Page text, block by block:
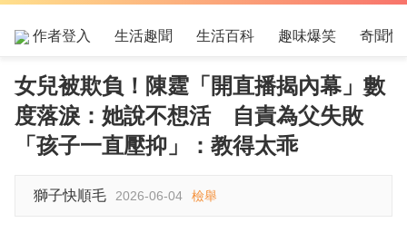
作者登入 生活趣聞 生活百科 趣味爆笑 奇聞怪
女兒被欺負！陳霆「開直播揭內幕」數
度落淚：她說不想活 自責為父失敗
「孩子一直壓抑」：教得太乖
獅子快順毛 2026-06-04 檢舉